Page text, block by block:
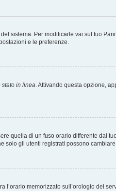
sistema. Per modificarle vai sul tuo
e le preferenze.
in linea . Attivando questa opzione,
quella di un fuso orario differente dal
solo gli utenti registrati possono
memorizzato sull’orologio del